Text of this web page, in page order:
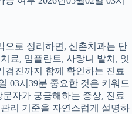
으로 정리하면, 신촌치과는 단
료, 임플란트, 사랑니 발치, 잇
검진까지 함께 확인하는 진료
03시39분 중요한 것은 키워드
자가 궁금해하는 증상, 진료
리 기준을 자연스럽게 설명하